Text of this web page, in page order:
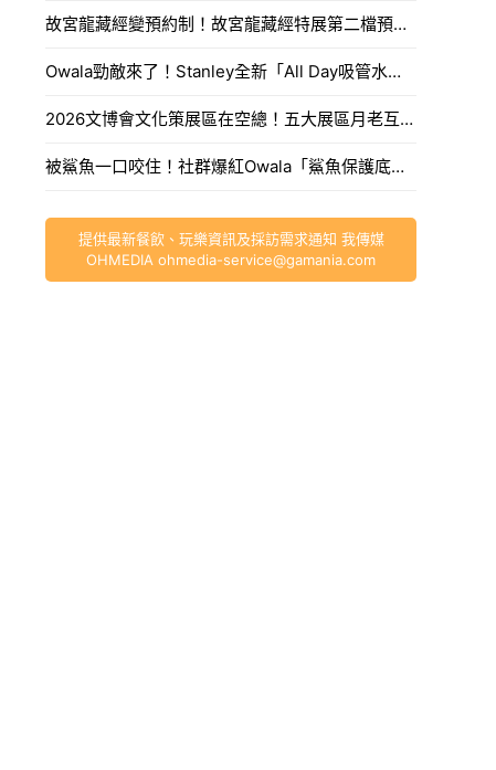
故宮龍藏經變預約制！故宮龍藏經特展第二檔預約制入場，預約方式、開搶時間一次看。
Owala勁敵來了！Stanley全新「All Day吸管水壺」搶水壺霸主寶座，修長瓶身百搭又防漏超欠敗。
2026文博會文化策展區在空總！五大展區月老互動、玩澡堂球池，超過200款選物超好逛。
被鯊魚一口咬住！社群爆紅Owala「鯊魚保護底座」防摔又靜音，穿上水壺直接萌翻辦公桌。
提供最新餐飲、玩樂資訊及採訪需求通知 我傳媒
OHMEDIA ohmedia-service@gamania.com